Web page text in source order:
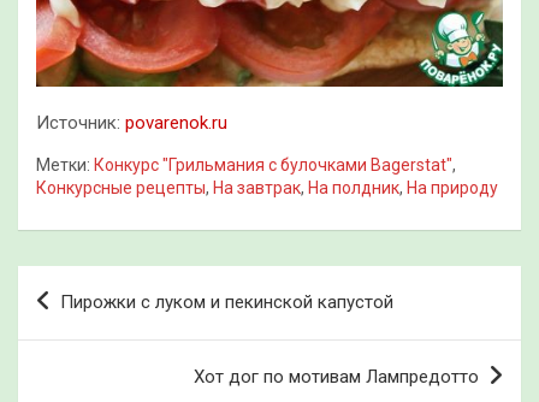
Источник: povarenok.ru
Метки: Конкурс "Грильмания с булочками Bagerstat",
Конкурсные рецепты, На завтрак, На полдник, На природу
Навигация
Пирожки с луком и пекинской капустой
Хот дог по мотивам Лампредотто